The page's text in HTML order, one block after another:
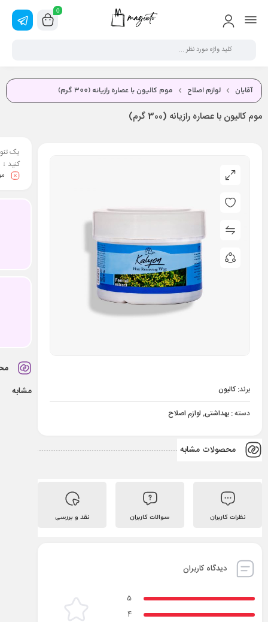
0
آقایان لوازم اصلاح موم کالیون با عصاره رازیانه (300 گرم)
موم کالیون با عصاره رازیانه (300 گرم)
برند: کالیون
دسته : بهداشتی, لوازم اصلاح
محصولات مشابه
نظرات کاربران سوالات کاربران نقد و بررسی
دیدگاه کاربران
5
4
یک
کنید ↓
مشابه